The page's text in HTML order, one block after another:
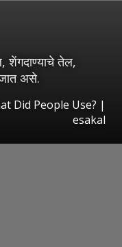
शेंगदाण्याचे तेल,
असे.
Did People Use? |
esakal